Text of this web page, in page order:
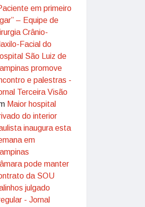
em primeiro
– Equipe de
Crânio-
Facial do
São Luiz de
promove
e palestras -
Terceira Visão
Maior hospital
do interior
inaugura esta
em
pode manter
da SOU
julgado
- Jornal